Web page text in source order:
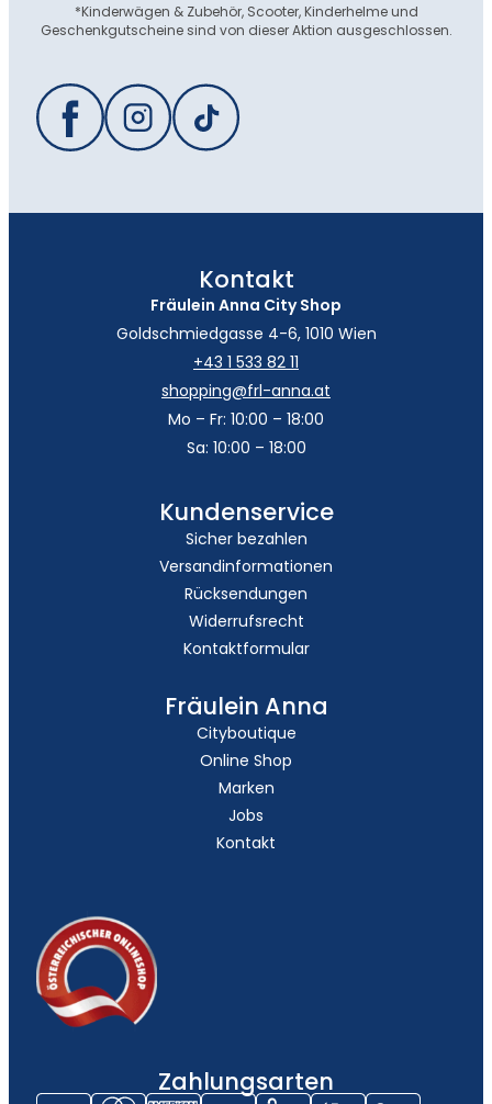
*Kinderwägen & Zubehör, Scooter, Kinderhelme und
Geschenkgutscheine sind von dieser Aktion ausgeschlossen.
Kontakt
Fräulein Anna City Shop
Goldschmiedgasse 4-6, 1010 Wien
+43 1 533 82 11
shopping@frl-anna.at
Mo – Fr: 10:00 – 18:00
Sa: 10:00 – 18:00
Kundenservice
Sicher bezahlen
Versandinformationen
Rücksendungen
Widerrufsrecht
Kontaktformular
Fräulein Anna
Cityboutique
Online Shop
Marken
Jobs
Kontakt
Zahlungsarten